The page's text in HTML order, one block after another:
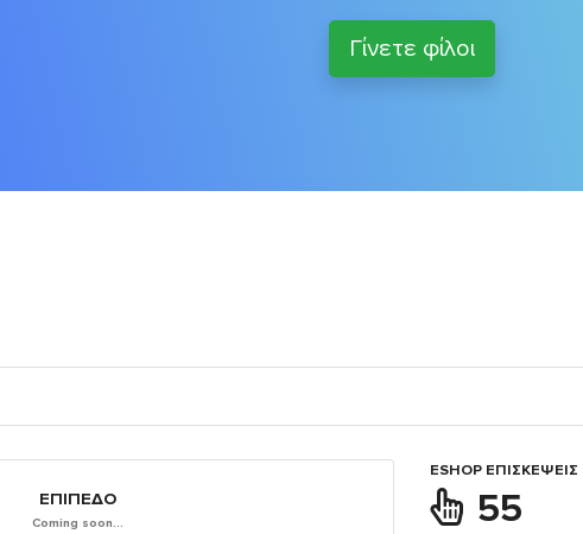
Γίνετε φίλοι
ΕΠΊΠΕΔΟ
Coming soon...
ESHOP ΕΠΙΣΚΈΨΕΙΣ
55